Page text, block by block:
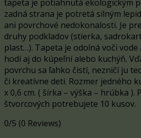
tapeta je potiahnutá ekologickým
zadná strana je potretá silným
ani povrchové nedokonalosti. Je
druhy podkladov (stierka,
plast…). Tapeta je odolná voči
hodí aj do kúpeľní alebo kuchýň.
povrchu sa ľahko čistí, nezničí ju
či kreatívne deti. Rozmer jedného
x 0,6 cm. ( šírka – výška – hrúbka ).
štvorcových potrebujete 10 kusov.
0/5 (0 Reviews)